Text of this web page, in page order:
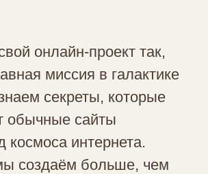
онлайн-проект так,
миссия в галактике
секреты, которые
обычные сайты
космоса интернета.
создаём больше, чем